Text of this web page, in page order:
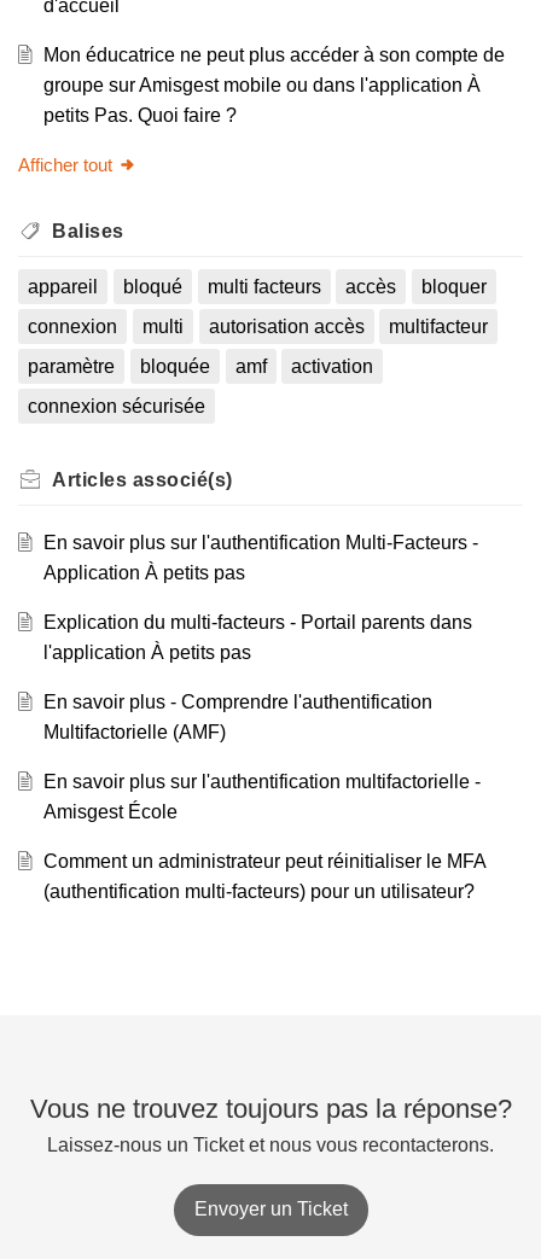
d'accueil
Mon éducatrice ne peut plus accéder à son compte de
groupe sur Amisgest mobile ou dans l'application À
petits Pas. Quoi faire ?
Afficher tout
Balises
appareil bloqué multi facteurs accès
bloquer
connexion
multi autorisation accès
multifacteur
paramètre
bloquée amf
activation
connexion sécurisée
Articles associé(s)
En savoir plus sur l'authentification Multi-Facteurs -
Application À petits pas
Explication du multi-facteurs - Portail parents dans
l'application À petits pas
En savoir plus - Comprendre l'authentification
Multifactorielle (AMF)
En savoir plus sur l'authentification multifactorielle -
Amisgest École
Comment un administrateur peut réinitialiser le MFA
(authentification multi-facteurs) pour un utilisateur?
Vous ne trouvez toujours pas la réponse?
Laissez-nous un Ticket et nous vous recontacterons.
Envoyer un Ticket